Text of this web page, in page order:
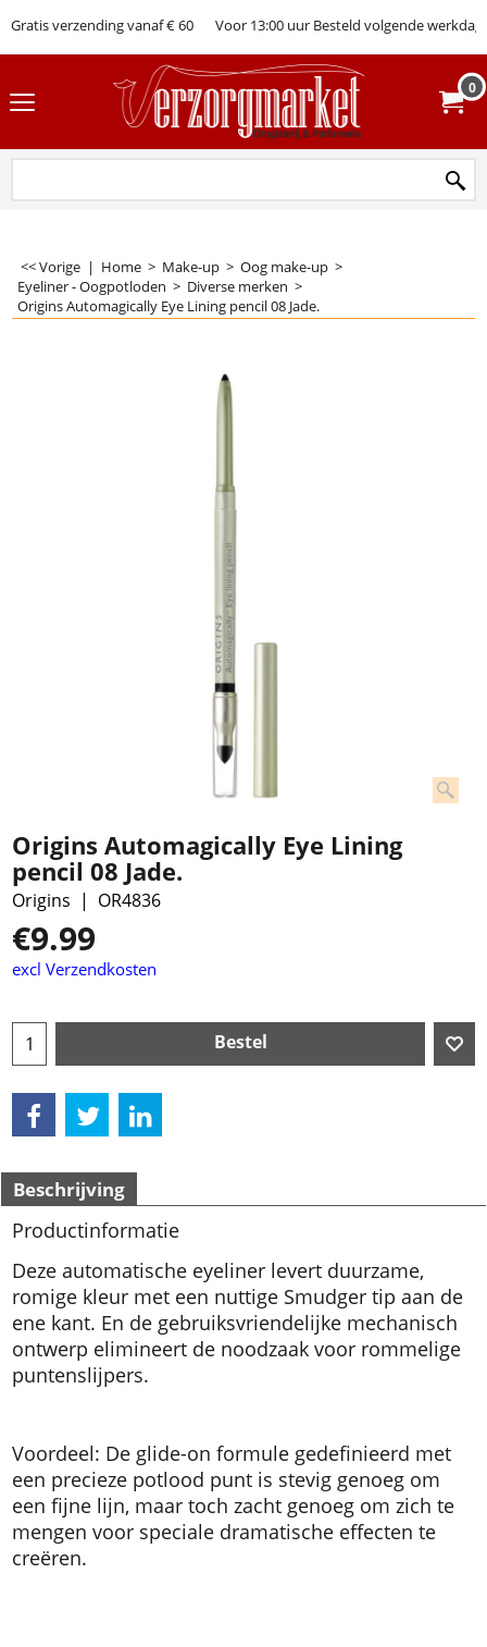
Gratis verzending vanaf € 60 Voor 13:00 uur Besteld volgende werkdag
0
<< Vorige | Home > Make-up > Oog make-up >
Eyeliner - Oogpotloden > Diverse merken >
Origins Automagically Eye Lining pencil 08 Jade.
Origins Automagically Eye Lining
pencil 08 Jade.
Origins OR4836
€9.99
excl Verzendkosten
Bestel
Beschrijving
Productinformatie
Deze automatische eyeliner levert duurzame,
romige kleur met een nuttige Smudger tip aan de
ene kant. En de gebruiksvriendelijke mechanisch
ontwerp elimineert de noodzaak voor rommelige
puntenslijpers.
Voordeel: De glide-on formule gedefinieerd met
een precieze potlood punt is stevig genoeg om
een ​​fijne lijn, maar toch zacht genoeg om zich te
mengen voor speciale dramatische effecten te
creëren.